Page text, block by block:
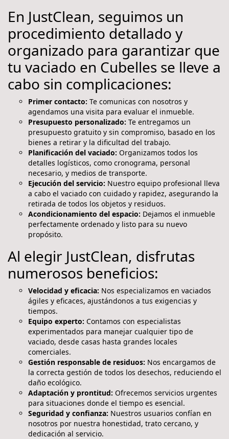
En JustClean, seguimos un
procedimiento detallado y
organizado para garantizar que
tu vaciado en Cubelles se lleve a
cabo sin complicaciones:
Primer contacto: Te comunicas con nosotros y
agendamos una visita para evaluar el inmueble.
Presupuesto personalizado: Te entregamos un
presupuesto gratuito y sin compromiso, basado en los
bienes a retirar y la dificultad del trabajo.
Planificación del vaciado: Organizamos todos los
detalles logísticos, como cronograma, personal
necesario, y medios de transporte.
Ejecución del servicio: Nuestro equipo profesional lleva
a cabo el vaciado con cuidado y rapidez, asegurando la
retirada de todos los objetos y residuos.
Acondicionamiento del espacio: Dejamos el inmueble
perfectamente ordenado y listo para su nuevo
propósito.
Al elegir JustClean, disfrutas
numerosos beneficios:
Velocidad y eficacia: Nos especializamos en vaciados
ágiles y eficaces, ajustándonos a tus exigencias y
tiempos.
Equipo experto: Contamos con especialistas
experimentados para manejar cualquier tipo de
vaciado, desde casas hasta grandes locales
comerciales.
Gestión responsable de residuos: Nos encargamos de
la correcta gestión de todos los desechos, reduciendo el
daño ecológico.
Adaptación y prontitud: Ofrecemos servicios urgentes
para situaciones donde el tiempo es esencial.
Seguridad y confianza: Nuestros usuarios confían en
nosotros por nuestra honestidad, trato cercano, y
dedicación al servicio.